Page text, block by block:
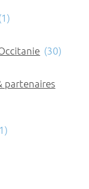
(30)
partenaires